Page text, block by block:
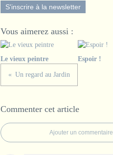
S'inscrire à la newsletter
Vous aimerez aussi :
Le vieux peintre Espoir !
Un regard au Jardin
Commenter cet article
Ajouter un commentaire